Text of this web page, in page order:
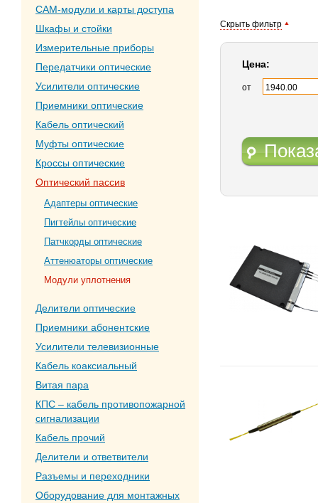
CAM-модули и карты доступа
Шкафы и стойки
Измерительные приборы
Передатчики оптические
Усилители оптические
Приемники оптические
Кабель оптический
Муфты оптические
Кроссы оптические
Оптический пассив
Адаптеры оптические
Пигтейлы оптические
Патчкорды оптические
Аттенюаторы оптические
Модули уплотнения
Делители оптические
Приемники абонентские
Усилители телевизионные
Кабель коаксиальный
Витая пара
КПС – кабель противопожарной
сигнализации
Кабель прочий
Делители и ответвители
Разъемы и переходники
Оборудование для монтажных
Скрыть фильтр
Цена:
от